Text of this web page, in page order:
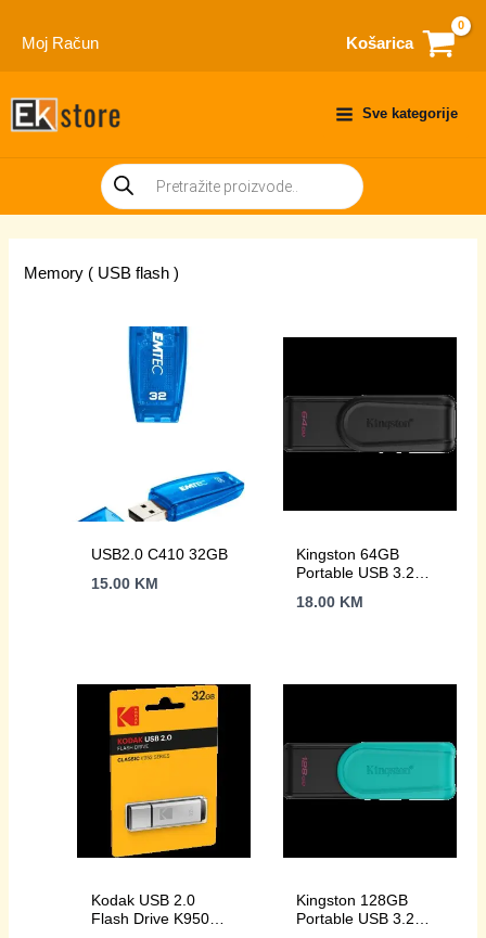
Moj Račun Košarica
Sve kategorije
Products
search
Memory ( USB flash )
USB2.0 C410 32GB
15.00 KM
Kingston 64GB
Portable USB 3.2
Exodia S
18.00 KM
Kodak USB 2.0
Flash Drive K950
Kingston 128GB
Portable USB 3.2